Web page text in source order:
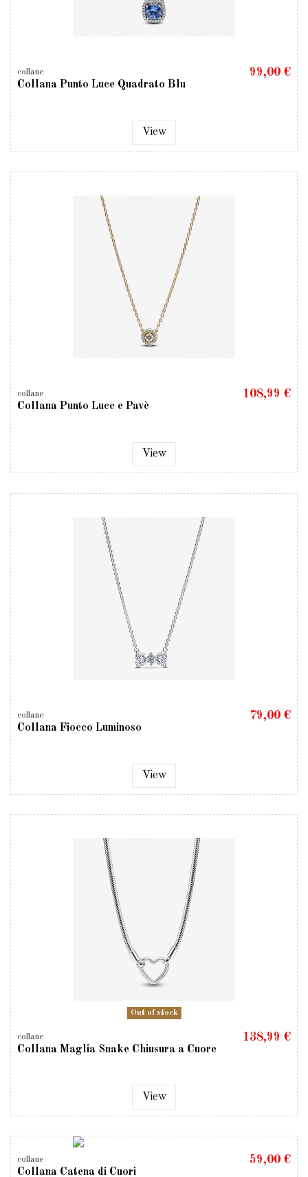
collane
Collana Punto Luce Quadrato Blu
99,00 €
View
collane
Collana Punto Luce e Pavè
108,99 €
View
collane
Collana Fiocco Luminoso
79,00 €
View
Out of stock
collane
Collana Maglia Snake Chiusura a Cuore
138,99 €
View
collane
Collana Catena di Cuori
59,00 €